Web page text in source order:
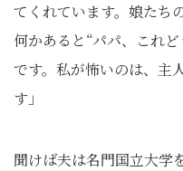
てくれています。娘たち
何かあると“パパ、これ
です。私が怖いのは、主
す」
聞けば夫は名門国立大学